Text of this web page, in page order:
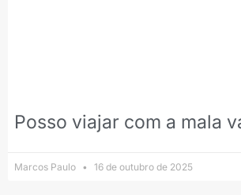
Posso viajar com a mala
Marcos Paulo 16 de outubro de 2025